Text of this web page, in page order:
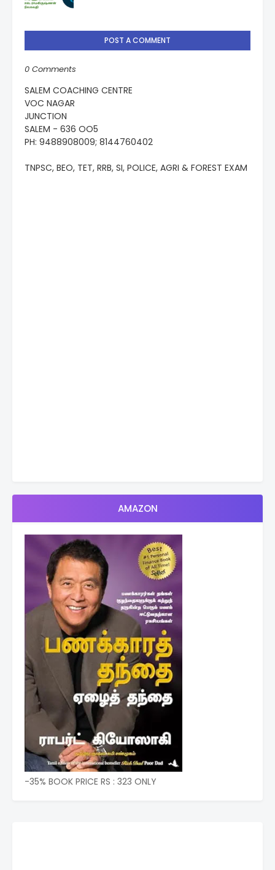
POST A COMMENT
0 Comments
SALEM COACHING CENTRE
VOC NAGAR
JUNCTION
SALEM - 636 OO5
PH: 9488908009; 8144760402
TNPSC, BEO, TET, RRB, SI, POLICE, AGRI & FOREST EXAM
AMAZON
-35% BOOK PRICE RS : 323 ONLY